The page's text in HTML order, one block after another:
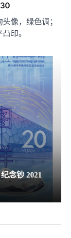
像，绿色调；
印。
念钞 2021